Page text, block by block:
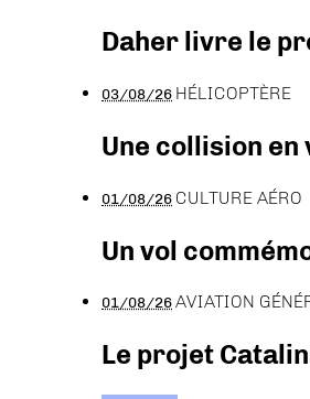
Daher livre le
03/08/26 HÉLICOPTÈRE
Une collision
01/08/26 CULTURE AÉRO
Un vol
01/08/26AVIATION
Le projet